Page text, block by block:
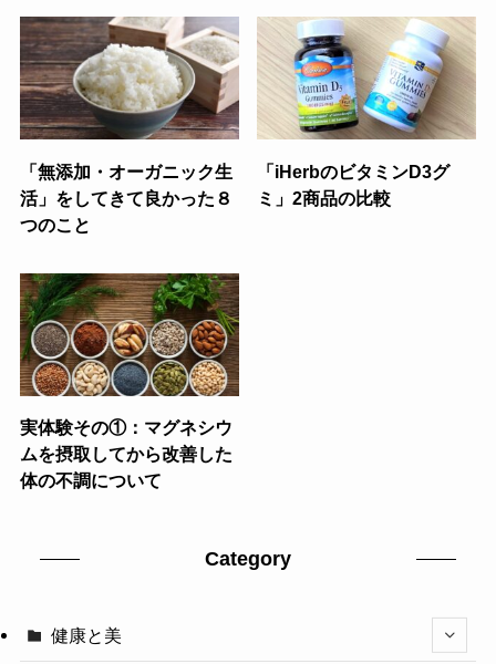
「無添加・オーガニック生
活」をしてきて良かった８
つのこと
「iHerbのビタミンD3グ
ミ」2商品の比較
実体験その①：マグネシウ
ムを摂取してから改善した
体の不調について
Category
健康と美